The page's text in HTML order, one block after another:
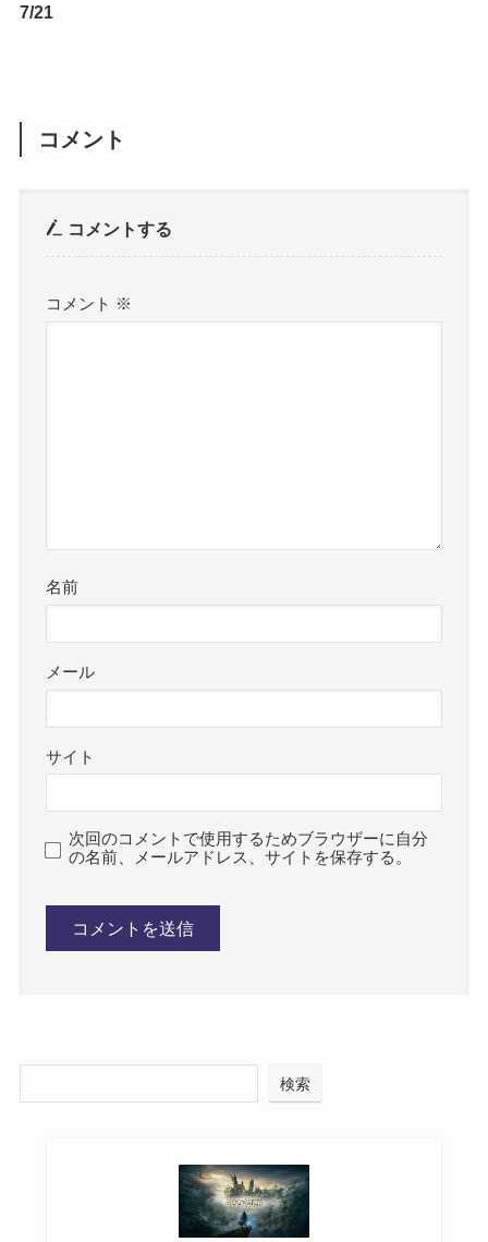
7/21
コメント
コメントする
コメント ※
名前
メール
サイト
次回のコメントで使用するためブラウザーに自分
の名前、メールアドレス、サイトを保存する。
検索